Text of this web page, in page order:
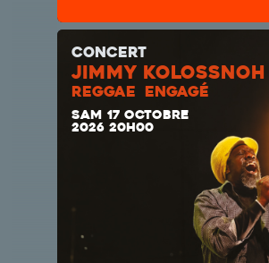
CONCERT
JIMMY KOLOSSNOH
REGGAE ENGAGÉ
SAM 17 OCTOBRE
2026 20H00